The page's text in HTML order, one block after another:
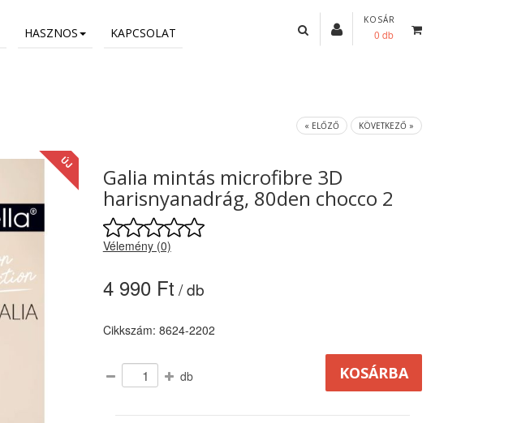
HASZNOS KAPCSOLAT
KOSÁR
0 db
« ELŐZŐ KÖVETKEZŐ »
ÚJ
Galia mintás microfibre 3D
harisnyanadrág, 80den chocco 2
Vélemény (0)
4 990 Ft / db
Cikkszám: 8624-2202
db